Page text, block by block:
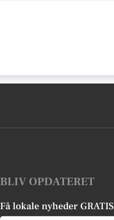
BLIV OPDATERET
Få lokale nyheder GRATIS